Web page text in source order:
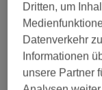
Montag
Dienstag
Mittwoch
Donnerstag
Freitag
Dritten, um
Datenverkehr
Informationen
unsere Partner